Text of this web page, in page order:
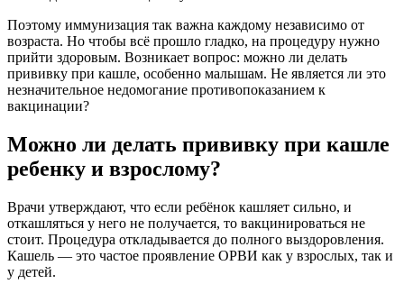
Поэтому иммунизация так важна каждому независимо от
возраста. Но чтобы всё прошло гладко, на процедуру нужно
прийти здоровым. Возникает вопрос: можно ли делать
прививку при кашле, особенно малышам. Не является ли это
незначительное недомогание противопоказанием к
вакцинации?
Можно ли делать прививку при кашле
ребенку и взрослому?
Врачи утверждают, что если ребёнок кашляет сильно, и
откашляться у него не получается, то вакцинироваться не
стоит. Процедура откладывается до полного выздоровления.
Кашель — это частое проявление ОРВИ как у взрослых, так и
у детей.